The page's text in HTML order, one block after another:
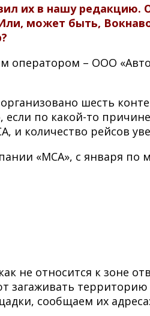
их в нашу редакцию.
может быть,
оператором – ООО
шесть
если по какой-то
количество рейсов
«МСА», с января по
не относится к зоне
территорию
сообщаем их адреса: